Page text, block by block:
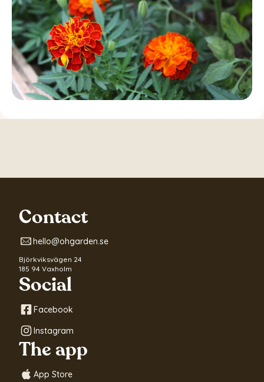
Contact
hello@ohgarden.se
Björkviksvägen 24
185 94 Vaxholm
Social
Facebook
Instagram
The app
App Store